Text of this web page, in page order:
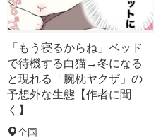
「もう寝るからね」ベッド
で待機する白猫→冬になる
と現れる「腕枕ヤクザ」の
予想外な生態【作者に聞
く】
全国